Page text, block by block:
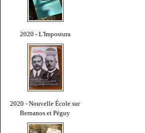
2020 - L'Impostura
2020 - Nouvelle École sur
Bernanos et Péguy